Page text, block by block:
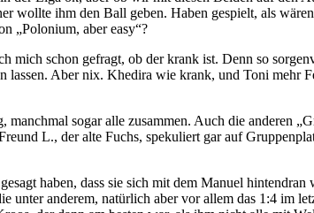
wollte ihm den Ball geben. Haben gespielt, als
„Polonium, aber easy“?
mich schon gefragt, ob der krank ist. Denn so
Aber nix. Khedira wie krank, und Toni mehr
sogar alle zusammen. Auch die anderen
L., der alte Fuchs, spekuliert gar auf
haben, dass sie sich mit dem Manuel
unter anderem, natürlich aber vor allem das 1:4 im